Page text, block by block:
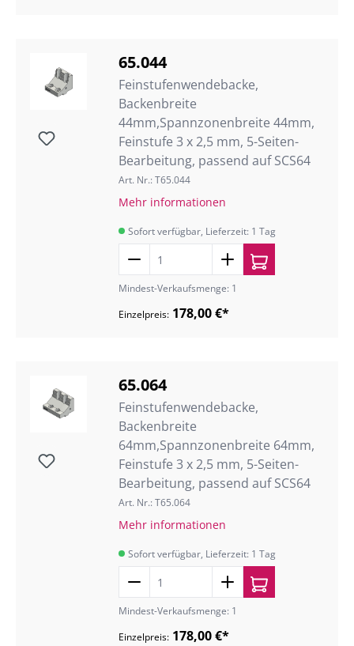
65.044
Feinstufenwendebacke,
Backenbreite
44mm,Spannzonenbreite 44mm,
Feinstufe 3 x 2,5 mm, 5-Seiten-
Bearbeitung, passend auf SCS64
Art. Nr.: T65.044
Mehr informationen
Sofort verfügbar, Lieferzeit: 1 Tag
Mindest-Verkaufsmenge: 1
Einzelpreis: 178,00 €*
65.064
Feinstufenwendebacke,
Backenbreite
64mm,Spannzonenbreite 64mm,
Feinstufe 3 x 2,5 mm, 5-Seiten-
Bearbeitung, passend auf SCS64
Art. Nr.: T65.064
Mehr informationen
Sofort verfügbar, Lieferzeit: 1 Tag
Mindest-Verkaufsmenge: 1
Einzelpreis: 178,00 €*